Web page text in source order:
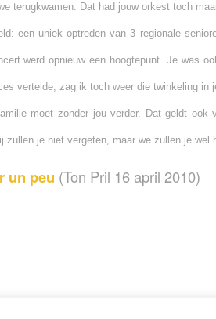
terugkwamen. Dat had jouw orkest toch
een uniek optreden van 3 regionale
werd opnieuw een hoogtepunt. Je was
vertelde, zag ik toch weer die twinkeling in
moet zonder jou verder. Dat geldt
zullen je niet vergeten, maar we zullen je wel
un peu (Ton Pril 16 april 2010)